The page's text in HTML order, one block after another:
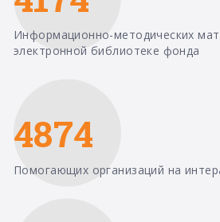
Информационно-методических
электронной библиотеке фонда
4874
Помогающих организаций на